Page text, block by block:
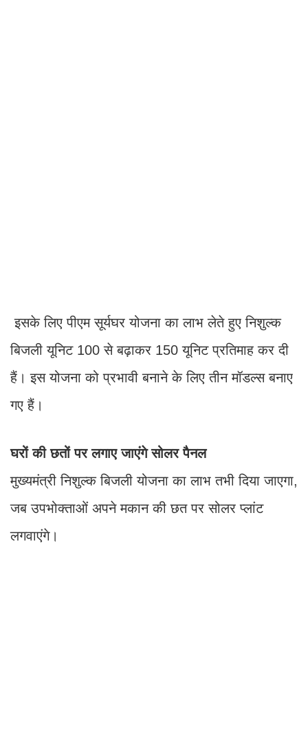
इसके लिए पीएम सूर्यघर योजना का लाभ लेते हुए निशुल्क
बिजली यूनिट 100 से बढ़ाकर 150 यूनिट प्रतिमाह कर दी
हैं। इस योजना को प्रभावी बनाने के लिए तीन मॉडल्स बनाए
गए हैं।
घरों की छतों पर लगाए जाएंगे सोलर पैनल
मुख्यमंत्री निशुल्क बिजली योजना का लाभ तभी दिया जाएगा,
जब उपभोक्ताओं अपने मकान की छत पर सोलर प्लांट
लगवाएंगे।